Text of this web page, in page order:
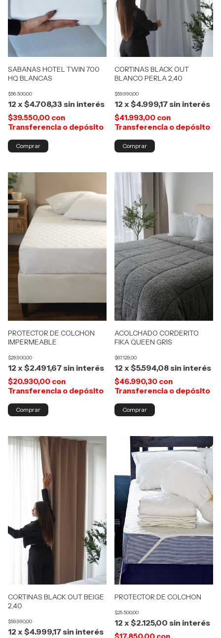
SABANAS HOTEL TWIN 700
HQ BLANCAS
$56.500,00
12 x $4.708,33 sin interés
$39.550,00 con
Transferencia o depósito
CORTINAS BLACK OUT
BLANCO PERLA 2,40
$59.990,00
12 x $4.999,17sin interés
$41.993,00 con
Transferencia o depósito
PROTECTOR DE COLCHON
IMPERMEABLE
$29.900,00
12 x $2.491,67sin interés
$20.930,00 con
Transferencia o depósito
Comprar
ACOLCHADO CORDERITO
FIKA QUEEN GRIS
$67.129,00
12 x $5.594,08sin interés
$46.990,30 con
Transferencia o depósito
CORTINAS BLACK OUT BEIGE
2,40
$59.990,00
12 x $4.999,17sin interés
PROTECTOR DE COLCHON
$25.500,00
12 x $2.125,00 sin interés